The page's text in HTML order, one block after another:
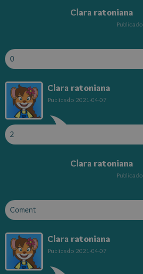
Clara ratoniana
Publicado
0
Clara ratoniana
Publicado 2021-04-07
2
Clara ratoniana
Publicado
Coment
Clara ratoniana
Publicado 2021-04-07